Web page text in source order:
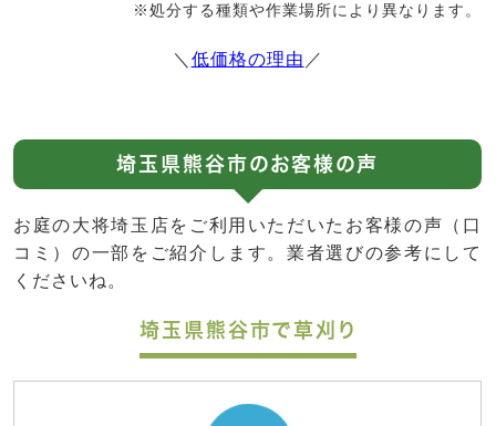
※処分する種類や作業場所により異なります。
＼ 低価格の理由 ／
埼玉県熊谷市のお客様の声
お庭の大将埼玉店をご利用いただいたお客様の声（口
コミ）の一部をご紹介します。業者選びの参考にして
くださいね。
埼玉県熊谷市で草刈り